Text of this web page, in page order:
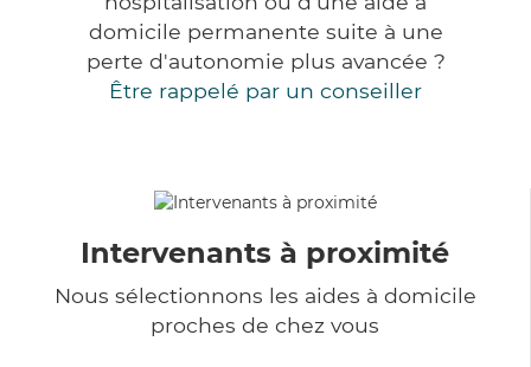
domicile permanente suite à une
perte d'autonomie plus avancée ?
Être rappelé par un conseiller
Intervenants à proximité
Nous sélectionnons les aides à domicile
proches de chez vous